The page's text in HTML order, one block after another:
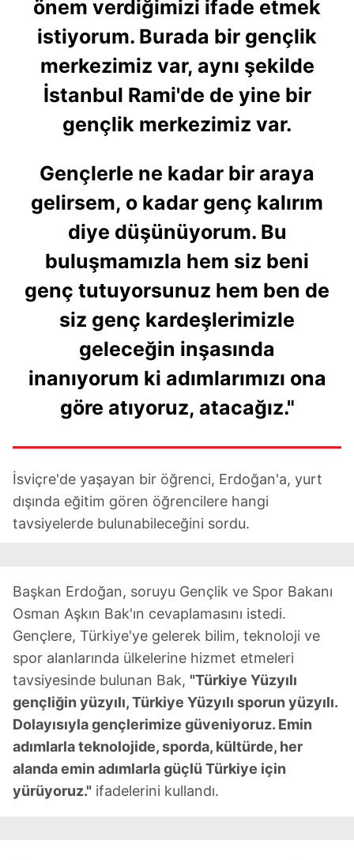
önem verdiğimizi ifade etmek
istiyorum. Burada bir gençlik
merkezimiz var, aynı şekilde
İstanbul Rami'de de yine bir
gençlik merkezimiz var.
Gençlerle ne kadar bir araya
gelirsem, o kadar genç kalırım
diye düşünüyorum. Bu
buluşmamızla hem siz beni
genç tutuyorsunuz hem ben de
siz genç kardeşlerimizle
geleceğin inşasında
inanıyorum ki adımlarımızı ona
göre atıyoruz, atacağız."
İsviçre'de yaşayan bir öğrenci, Erdoğan'a, yurt
dışında eğitim gören öğrencilere hangi
tavsiyelerde bulunabileceğini sordu.
Başkan Erdoğan, soruyu Gençlik ve Spor Bakanı
Osman Aşkın Bak'ın cevaplamasını istedi.
Gençlere, Türkiye'ye gelerek bilim, teknoloji ve
spor alanlarında ülkelerine hizmet etmeleri
tavsiyesinde bulunan Bak, "Türkiye Yüzyılı
gençliğin yüzyılı, Türkiye Yüzyılı sporun yüzyılı.
Dolayısıyla gençlerimize güveniyoruz. Emin
adımlarla teknolojide, sporda, kültürde, her
alanda emin adımlarla güçlü Türkiye için
yürüyoruz." ifadelerini kullandı.